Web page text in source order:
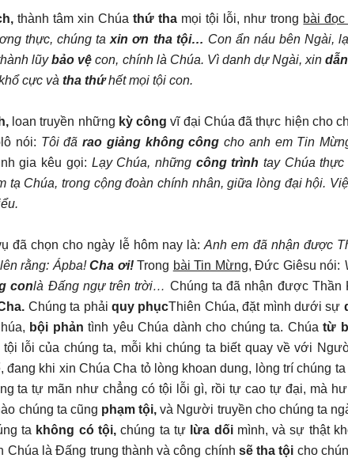
thành tâm xin Chúathứ tha mọi tội lỗi, như trong bài
thực, chúng taxin ơn tha tội… Con ẩn náu bên Ngài,
lũybảo vệ con, chính là Chúa. Vì danh dự Ngài, xin
cực và tha thứhết mọi tội con.
loan truyền những kỳ công vĩ đại Chúa đã thực hiện cho
nói: Tôi đã rao giảng không công cho anh em Tin
gia kêu gọi: Lạy Chúa, những công trình tay Chúa
tạ Chúa, trong cộng đoàn chính nhân, giữa lòng đại hội.
đã chọn cho ngày lễ hôm nay là:Anh em đã nhận được
rằng: Ápba!Cha ơi!Trong bài Tin Mừng, Đức Giêsu nói:
conlà Đấng ngự trên trời… Chúng ta đã nhận được Thần
Chúng ta phảiquy phụcThiên Chúa, đặt mình dưới sự
bội phản tình yêu Chúa dành cho chúng ta. Chúa từ
lỗi của chúng ta, mỗi khi chúng ta biết quay về với
đang khi xin Chúa Cha tỏ lòng khoan dung, lòng trí chúng ta
ta tự mãn như chẳng có tội lỗi gì, rồi tự cao tự đại, mà hư
chúng ta cũng phạm tội, và Người truyền cho chúng ta
ta không có tội, chúng ta tự lừa dốimình, và sự thật
Chúa là Đấng trung thành và công chính sẽ tha tội cho